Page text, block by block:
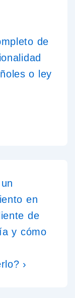
de
o ley
en
de
y cómo
›